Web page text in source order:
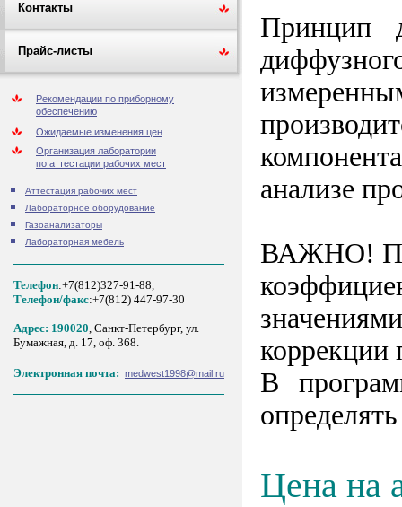
Контакты
Прайс-листы
Рекомендации по приборному
обеспечению
Ожидаемые изменения цен
Организация лаборатории
по аттестации рабочих мест
Аттестация рабочих мест
Лабораторное оборудование
Газоанализаторы
Лабораторная мебель
Телефон:+7(812)327-91-88,
Tелефон/факс:+7(812) 447-97-30
Адрес: 190020, Санкт-Петербург, ул.
Бумажная, д. 17, оф. 368.
Электронная почта: medwest1998@mail.ru
Принцип
анализе
ВАЖНО!
коррекции
В
Цена на